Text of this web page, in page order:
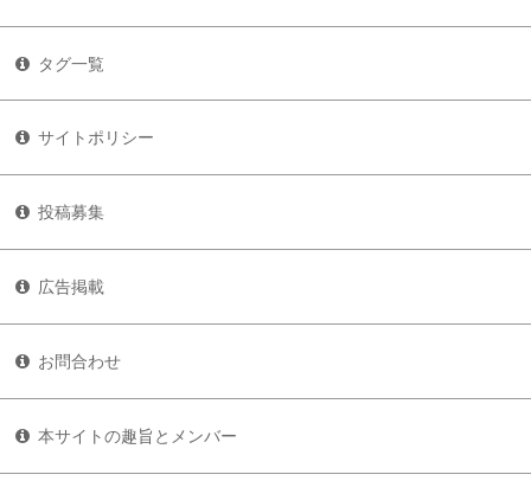
タグ一覧
サイトポリシー
投稿募集
広告掲載
お問合わせ
本サイトの趣旨とメンバー